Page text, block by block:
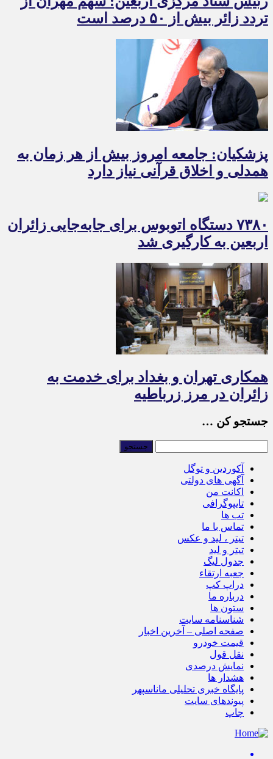
تردد زائر بیش از ۵۰ درصد است
پزشکیان: جامعه امروز بیش از هر زمان به
همدلی و اخلاق قرآنی نیاز دارد
۷۳۸۰ دستگاه اتوبوس برای جابه‌جایی زائران
اربعین به‌ کارگیری شد
همکاری تهران و بغداد برای خدمت به
زائران در مرز زرباطیه
جستجو کن …
آکوردین و توگل
آگهی های دولتی
اکانت من
تایپوگرافی
تب ها
تماس با ما
تیتر ، لید و عکس
تیتر و لید
جدول لیگ
جعبه ارتقاء
دراپ کپ
درباره ما
ستون ها
شناسنامه سایت
صفحه اصلی – آخرین اخبار
قیمت خودرو
نقل قول
نمایش درصدی
هشدار ها
پایگاه خبری تحلیلی ماناسپهر
پیوندهای سایت
چاپ